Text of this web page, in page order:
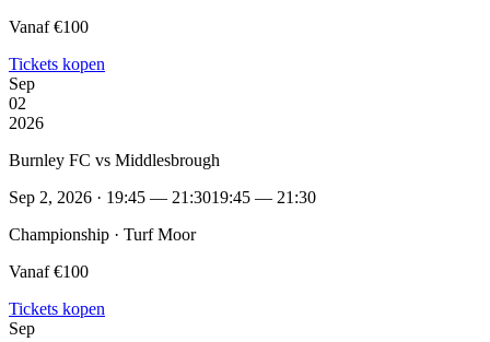
Vanaf €100
Tickets kopen
Sep
02
2026
Burnley FC vs Middlesbrough
Sep 2, 2026 · 19:45 — 21:3019:45 — 21:30
Championship · Turf Moor
Vanaf €100
Tickets kopen
Sep